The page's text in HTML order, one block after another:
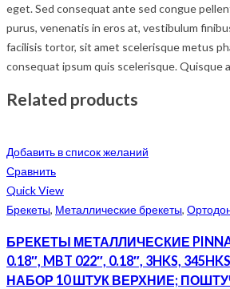
eget. Sed consequat ante sed congue
purus, venenatis in eros at, vestibulum
facilisis tortor, sit amet scelerisque metus
consequat ipsum quis scelerisque. Quisque
Related products
Добавить в список желаний
Сравнить
Quick View
Брекеты, Металлические брекеты,
БРЕКЕТЫ МЕТАЛЛИЧЕСКИЕ
0.18″, MBT 022″, 0.18″, 3HKS,
НАБОР 10 ШТУК ВЕРХНИЕ;